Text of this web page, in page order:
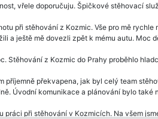
vřele doporučuju. Špičkové stěhovací
při stěhování z Kozmic. Vše pro mě
a ještě mě dovezli zpět k mému autu. Moc
Stěhování z Kozmic do Prahy proběhlo
příjemně překvapena, jak byl celý team
Úvodní komunikace a plánování bylo
při stěhování v Kozmicích. Na všem